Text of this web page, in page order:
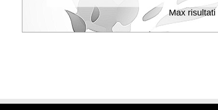
Max risultati